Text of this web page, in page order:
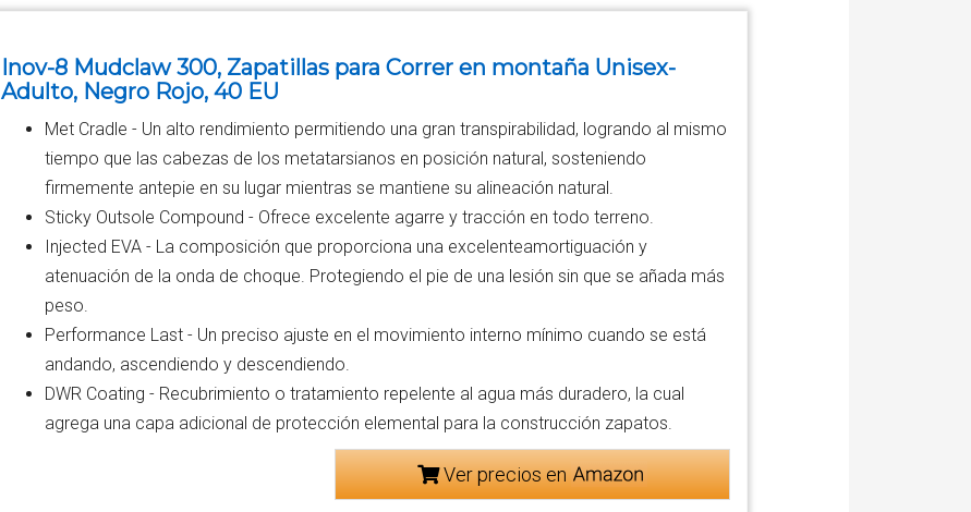
Inov-8 Mudclaw 300, Zapatillas para Correr en montaña Unisex-
Adulto, Negro Rojo, 40 EU
Met Cradle - Un alto rendimiento permitiendo una gran transpirabilidad, logrando al mismo
tiempo que las cabezas de los metatarsianos en posición natural, sosteniendo
firmemente antepie en su lugar mientras se mantiene su alineación natural.
Sticky Outsole Compound - Ofrece excelente agarre y tracción en todo terreno.
Injected EVA - La composición que proporciona una excelenteamortiguación y
atenuación de la onda de choque. Protegiendo el pie de una lesión sin que se añada más
peso.
Performance Last - Un preciso ajuste en el movimiento interno mínimo cuando se está
andando, ascendiendo y descendiendo.
DWR Coating - Recubrimiento o tratamiento repelente al agua más duradero, la cual
agrega una capa adicional de protección elemental para la construcción zapatos.
Ver precios en